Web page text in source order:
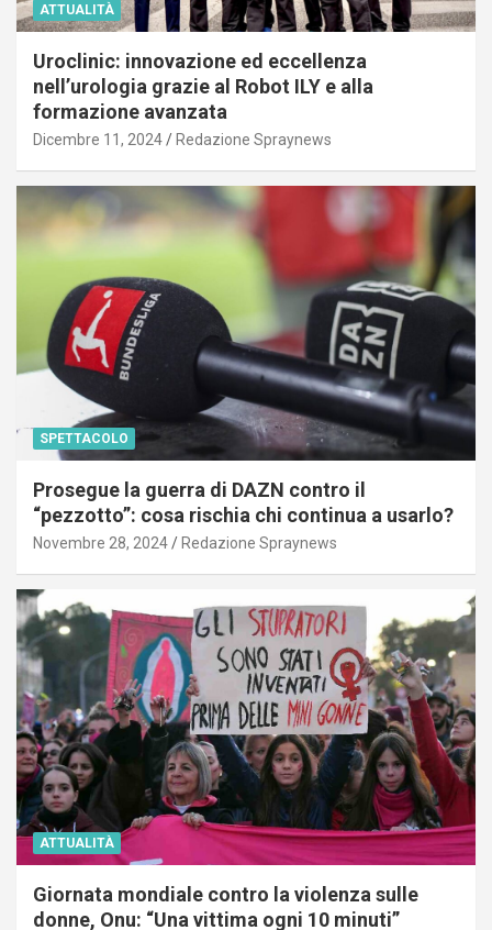
ATTUALITÀ
Uroclinic: innovazione ed eccellenza
nell’urologia grazie al Robot ILY e alla
formazione avanzata
Dicembre 11, 2024 Redazione Spraynews
SPETTACOLO
Prosegue la guerra di DAZN contro il
“pezzotto”: cosa rischia chi continua a usarlo?
Novembre 28, 2024 Redazione Spraynews
ATTUALITÀ
Giornata mondiale contro la violenza sulle
donne, Onu: “Una vittima ogni 10 minuti”